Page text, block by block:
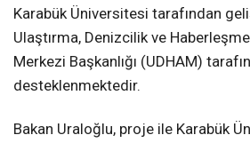
Karabük Üniversitesi tarafından
Ulaştırma, Denizcilik ve
Merkezi Başkanlığı (UDHAM)
desteklenmektedir.
Bakan Uraloğlu, proje ile Karabük